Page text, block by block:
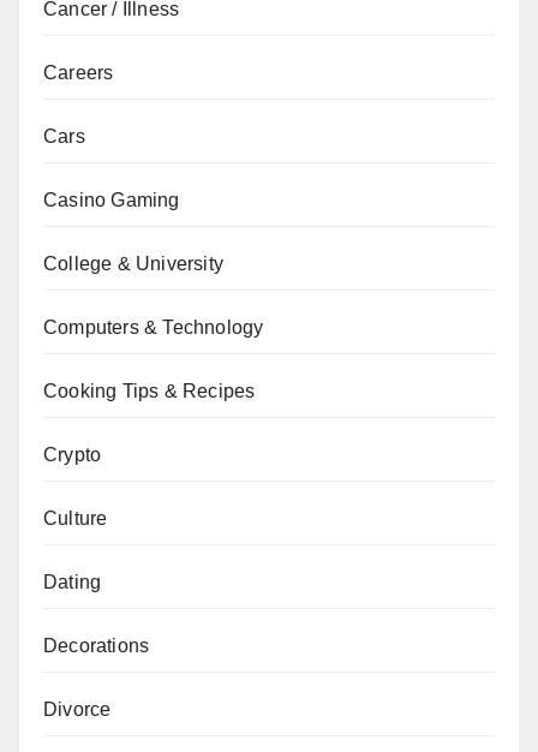
Cancer / Illness
Careers
Cars
Casino Gaming
College & University
Computers & Technology
Cooking Tips & Recipes
Crypto
Culture
Dating
Decorations
Divorce